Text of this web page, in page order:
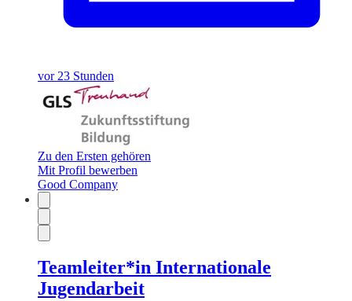
vor 23 Stunden
Zu den Ersten gehören
Mit Profil bewerben
Good Company
Teamleiter*in Internationale
Jugendarbeit